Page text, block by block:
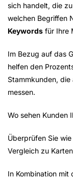
sich handelt, die
welchen Begriffen
Keywords für Ihre
Im Bezug auf das
helfen den
Stammkunden,
messen.
Wo sehen Kunden
Überprüfen Sie
Vergleich zu
In Kombination mit